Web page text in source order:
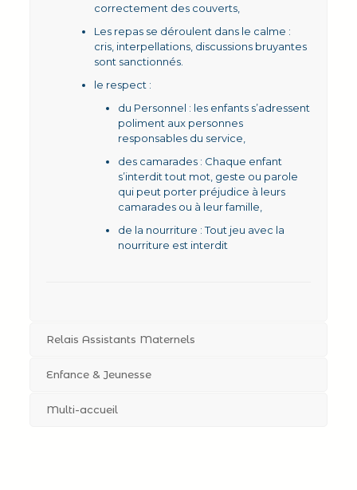
correctement des couverts,
Les repas se déroulent dans le calme :
cris, interpellations, discussions bruyantes
sont sanctionnés.
le respect :
du Personnel : les enfants s’adressent
poliment aux personnes
responsables du service,
des camarades : Chaque enfant
s’interdit tout mot, geste ou parole
qui peut porter préjudice à leurs
camarades ou à leur famille,
de la nourriture : Tout jeu avec la
nourriture est interdit
Relais Assistants Maternels
Enfance & Jeunesse
Multi-accueil